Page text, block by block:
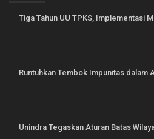
Tiga Tahun UU TPKS, Implementasi
Runtuhkan Tembok Impunitas dalam
Unindra Tegaskan Aturan Batas